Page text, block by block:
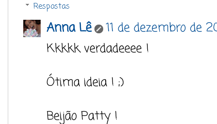
Respostas
Anna Lê
11 de dezembro de
Kkkkk verdadeeee !
Ótima ideia ! ;)
Beijão Patty !